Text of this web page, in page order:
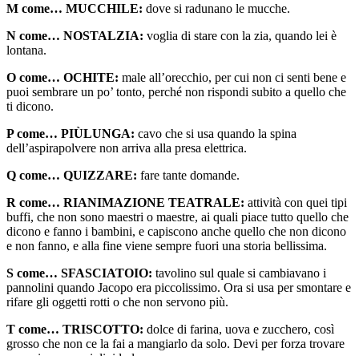
M come… MUCCHILE: dove si radunano le mucche.
N come… NOSTALZIA: voglia di stare con la zia, quando lei è
lontana.
O come… OCHITE: male all’orecchio, per cui non ci senti bene e
puoi sembrare un po’ tonto, perché non rispondi subito a quello che
ti dicono.
P come… PIÙLUNGA: cavo che si usa quando la spina
dell’aspirapolvere non arriva alla presa elettrica.
Q come… QUIZZARE: fare tante domande.
R come… RIANIMAZIONE TEATRALE: attività con quei tipi
buffi, che non sono maestri o maestre, ai quali piace tutto quello che
dicono e fanno i bambini, e capiscono anche quello che non dicono
e non fanno, e alla fine viene sempre fuori una storia bellissima.
S come… SFASCIATOIO: tavolino sul quale si cambiavano i
pannolini quando Jacopo era piccolissimo. Ora si usa per smontare e
rifare gli oggetti rotti o che non servono più.
T come… TRISCOTTO: dolce di farina, uova e zucchero, così
grosso che non ce la fai a mangiarlo da solo. Devi per forza trovare